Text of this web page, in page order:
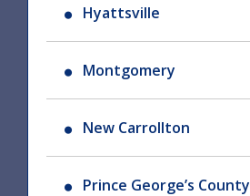
Hyattsville
Montgomery
New Carrollton
Prince George’s County